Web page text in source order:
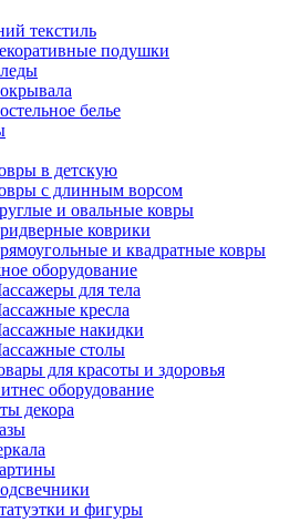
текстиль
подушки
белье
в детскую
с длинным ворсом
и овальные ковры
коврики
и квадратные ковры
оборудование
для тела
кресла
накидки
столы
для красоты и здоровья
оборудование
декора
и фигуры